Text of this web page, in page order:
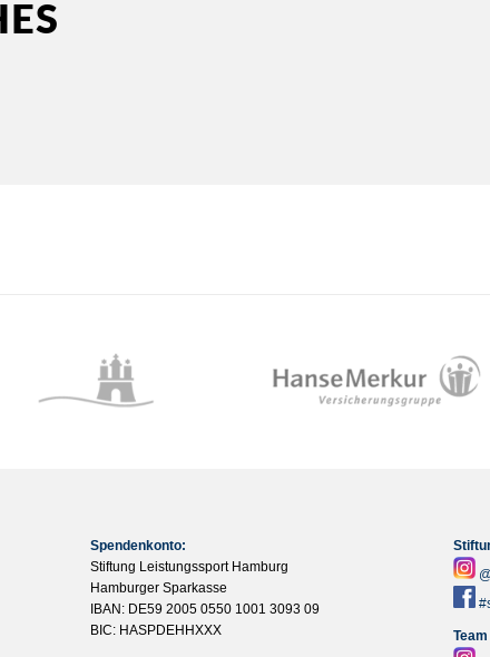
Spendenkonto:
Stiftung Leistungssport Hamburg
Hamburger Sparkasse
IBAN: DE59 2005 0550 1001 3093 09
BIC: HASPDEHHXXX